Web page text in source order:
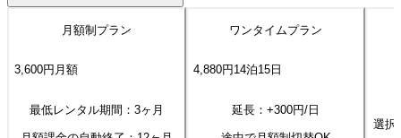
月額制プラン
3,600円 月額
最低レンタル期間：3ヶ月
ワンタイムプラン
4,880円 14泊15 日
延長：+300円/日
選択